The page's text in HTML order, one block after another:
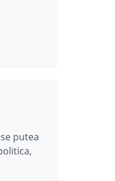
putea